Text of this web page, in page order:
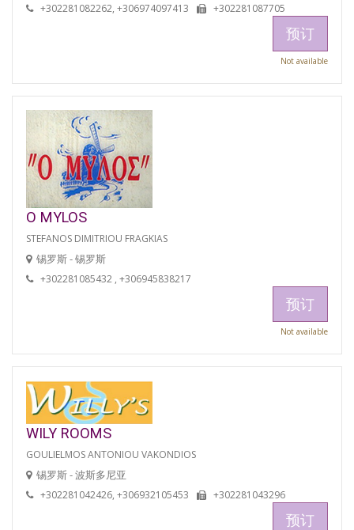
+302281082262, +306974097413 +302281087705
预订
Not available
O MYLOS
STEFANOS DIMITRIOU FRAGKIAS
锡罗斯 - 锡罗斯
+302281085432 , +306945838217
预订
Not available
WILY ROOMS
GOULIELMOS ANTONIOU VAKONDIOS
锡罗斯 - 波斯多尼亚
+302281042426, +306932105453 +302281043296
预订